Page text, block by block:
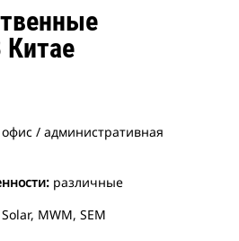
офис / административная
различные
MWM, SEM